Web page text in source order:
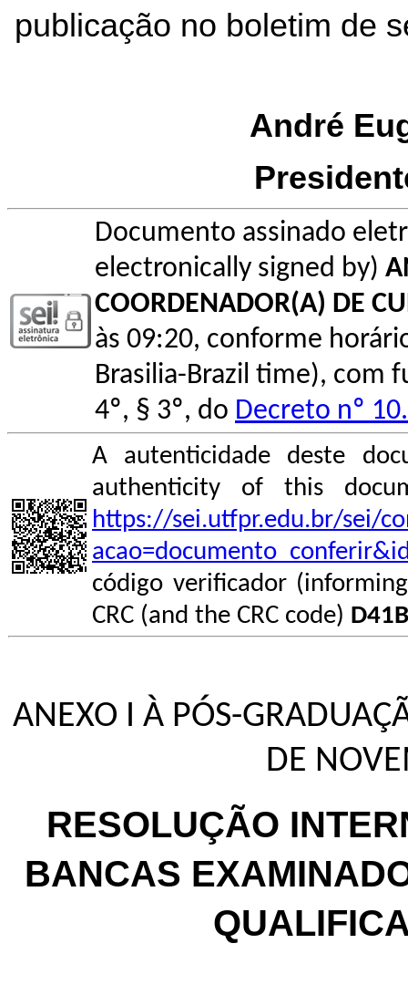
publicação no boletim de
André
Documento assinado
electronically signed by)
COORDENADOR(A) DE
às 09:20, conforme
Brasilia-Brazil time), com
4º, § 3º, do Decreto nº
A autenticidade deste
authenticity of this
https://sei.utfpr.edu.br/sei/
código verificador
CRC (and the CRC code)
ANEXO I À PÓS-
DE
RESOLUÇÃO
BANCAS